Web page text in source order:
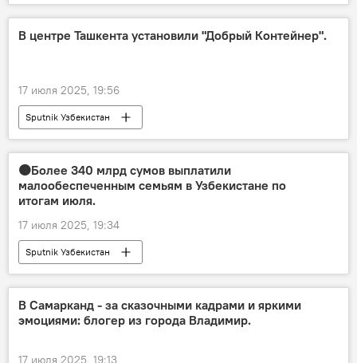
В центре Ташкента установили "Добрый Контейнер".
17 июля 2025, 19:56
Sputnik Узбекистан
🟠Более 340 млрд сумов выплатили
малообеспеченным семьям в Узбекистане по
итогам июля.
17 июля 2025, 19:34
Sputnik Узбекистан
В Самарканд - за сказочными кадрами и яркими
эмоциями: блогер из города Владимир.
17 июля 2025, 19:13